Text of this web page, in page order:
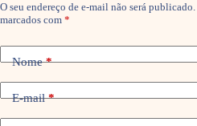
O seu endereço de e-mail não será publicado.
marcados com *
Nome*
E-mail*